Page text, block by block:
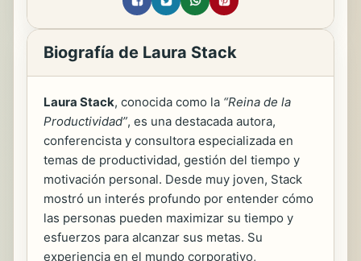
Biografía de Laura Stack
Laura Stack, conocida como la “Reina de la
Productividad”, es una destacada autora,
conferencista y consultora especializada en
temas de productividad, gestión del tiempo y
motivación personal. Desde muy joven, Stack
mostró un interés profundo por entender cómo
las personas pueden maximizar su tiempo y
esfuerzos para alcanzar sus metas. Su
experiencia en el mundo corporativo,